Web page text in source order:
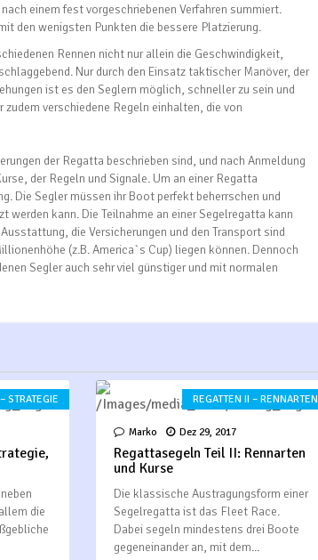
einem fest vorgeschriebenen Verfahren summiert.
den wenigsten Punkten die bessere Platzierung.
Rennen nicht nur allein die Geschwindigkeit,
Nur durch den Einsatz taktischer Manöver, der
ist es den Seglern möglich, schneller zu sein und
zudem verschiedene Regeln einhalten, die von
der Regatta beschrieben sind, und nach Anmeldung
der Regeln und Signale. Um an einer Regatta
Die Segler müssen ihr Boot perfekt beherrschen und
kann. Die Teilnahme an einer Segelregatta kann
die Versicherungen und den Transport sind
(z.B. America`s Cup) liegen können. Dennoch
Segler auch sehr viel günstiger und mit normalen
STRATEGIE
die
REGATTEN II – RENNARTEN
Marko Dez 29, 2017
Regattasegeln Teil II: Rennarten
und Kurse
Die klassische Austragungsform einer
Segelregatta ist das Fleet Race.
Dabei segeln mindestens drei Boote
gegeneinander an, mit dem...